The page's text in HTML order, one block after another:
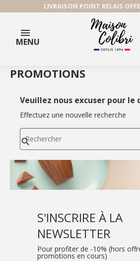
LIVRAISON POINT RELAIS
MENU
PROMOTIONS
Veuillez nous excuser pour le
Effectuez une nouvelle recherche

S'INSCRIRE À LA
NEWSLETTER
Pour profiter de -10% (hors
promotions en cours)